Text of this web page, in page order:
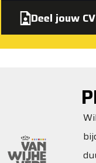
Deel jouw CV